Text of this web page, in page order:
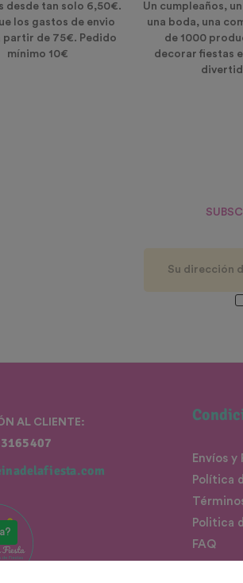
desde tan solo 6,50€.
los gastos de envio
partir de 75€. Pedido
mínimo 10€
Un cumpleaños,
una boda, una
de 1000
decorar fiestas
AL CLIENTE:
Envíos
Política
Politica
FAQ